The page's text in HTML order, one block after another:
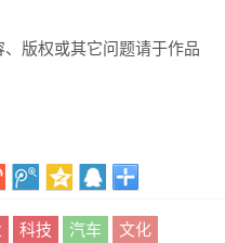
版权或其它问题请于作品
科技 汽车
文化